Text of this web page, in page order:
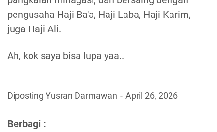
pengusaha Haji Ba'a, Haji Laba, Haji Karim,
juga Haji Ali.
Ah, kok saya bisa lupa yaa..
Diposting Yusran Darmawan April 26, 2026
Berbagi :